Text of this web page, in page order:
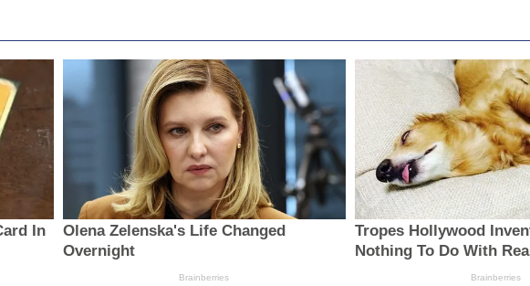
In
Olena Zelenska's Life Changed
Overnight
Brainberries
Tropes Hollywood
Nothing To Do With
Brainberries